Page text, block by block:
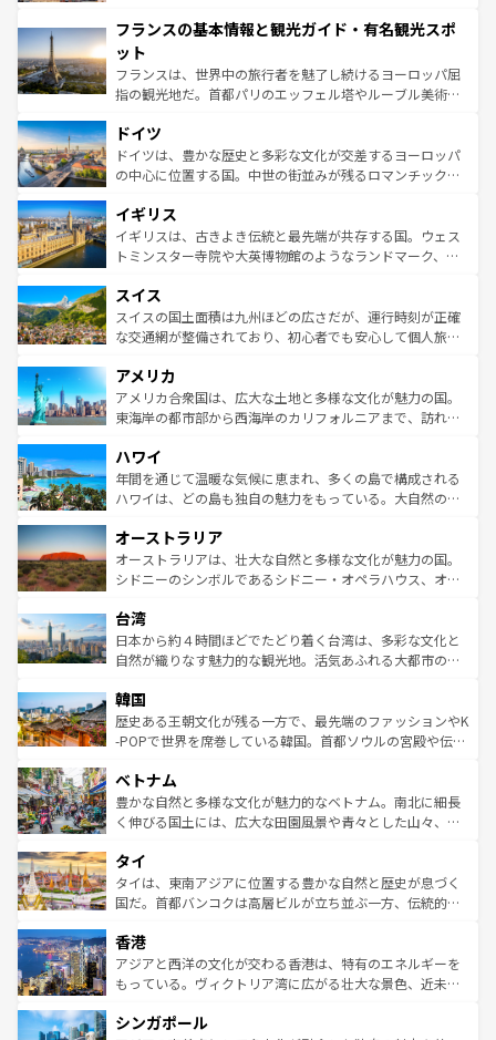
ませてくれるイタリアで、忘れられない旅をしてみよう！
なお、新着のイタリア情報は
しい。
文化が根付くこの国では、情熱的なフラメンコ、熱気あふ
れる闘牛、そして美味しいタパスが生活の一部となってい
る。首都マドリードの洗練された雰囲気や、バルセロナの
アートに溢れた街角から、地方では古代ローマ遺跡や中世
せる。地方によって風土や気候が異なるスペインはその個
性で訪れる人を魅了する。 なお、新着のスペイン情報は コ
ンテンツ一覧を参照してほしい。
フランスの基本情報と観光ガイド・有名観光スポ
ット
フランスは、世界中の旅行者を魅了し続けるヨーロッパ屈
指の観光地だ。首都パリのエッフェル塔やルーブル美術館
で、幅広い魅力が詰まっている。華麗な宮殿、歴史的な大
聖堂、美しいビーチ、そして豊かな自然が、訪れる者を心
から魅了する。また、フランスは美食の国としても知ら
いる。シャンパンの発祥地であるランス、プロヴァンスの
香り高いラベンダー畑など、多彩な楽しみ方が可能だ。さ
らに、パリ以外の地域にも魅力が溢れており、どの街角に
れる地方に足を運ぶとそれぞれで全く異なる文化を体験で
きるだろう。 なお、新着のフランス情報はコンテンツ一覧
を参照してほしい。
ドイツ
ドイツは、豊かな歴史と多彩な文化が交差するヨーロッパ
の中心に位置する国。中世の街並みが残るロマンチック街
顔を持つこの国は、どこを歩いても飽きることがない。ベ
ルリンの文化的活気、バイエルン州のアルプスの絶景、そ
してライン川沿いのワイン畑といった風景は必見。ビール
は、お酒好きな人にはぜひ体験してほしい。 なお、新着の
ドイツ情報はコンテンツ一覧を参照してほしい。
イギリス
イギリスは、古きよき伝統と最先端が共存する国。ウェス
トミンスター寺院や大英博物館のようなランドマーク、歴
リアごとに異なる魅力がある。また、優雅なアフタヌーン
ティー、ビール好きにはたまらない英国パブ、サッカー観
戦など、本場だからこそできる体験も豊富。イギリスを旅
ンツ一覧を参照してほしい。
スイス
スイスの国土面積は九州ほどの広さだが、運行時刻が正確
な交通網が整備されており、初心者でも安心して個人旅行
の建物がそのまま残る町や、スイスならではのユニークな
博物館もあり、アルプス観光だけでなく町歩きも満喫する
ことができる。国民の所得が高いため物価も高いが、旅行
ば市内交通費無料で観光を楽しむこともできる。 なお、新
着のスイス情報はコンテンツ一覧 を参照してほしい。
アメリカ
アメリカ合衆国は、広大な土地と多様な文化が魅力の国。
東海岸の都市部から西海岸のカリフォルニアまで、訪れる
のような巨大都市は、観光、ショッピング、エンターテイ
ンメントが詰まった刺激的なスポットだ。一方、アメリカ
西部には大自然が広がり、グランドキャニオンやイエロー
部のニューオーリンズでは、音楽と美食が融合した独特の
文化が魅力。旅行者はアメリカの各地域で異なる魅力を楽
しみながら、その多様性と豊かな歴史を感じることができ
ならではの贅沢な旅のスタイルだ。 なお、新着のアメリカ
情報はコンテンツ一覧を参照してほしい。
ハワイ
年間を通じて温暖な気候に恵まれ、多くの島で構成される
ハワイは、どの島も独自の魅力をもっている。大自然の神
ワイ島は見逃せない。また、定番の観光地といえばオアフ
島だが、静かな自然を求めるならマウイ島やカウアイ島が
おすすめ。エメラルドグリーンに輝く海をはじめ、豊かな
れるおもてなしの心で訪れる人々を迎えてくれるハワイの
人々、おいしいローカルフードやハワイアンミュージッ
ク、伝統的なフラダンスなど、すべてがハワイの魅力を彩
ワイを、存分に味わってほしい。 なお、新着のハワイ情報
はコンテンツ一覧を参照してほしい。
オーストラリア
オーストラリアは、壮大な自然と多様な文化が魅力の国。
シドニーのシンボルであるシドニー・オペラハウス、オー
リアリーフや大陸中央部にそびえるウルル（エアーズロッ
ク）、タスマニアの美しい原生林やケアンズの熱帯雨林な
ど、見どころがたくさん。また、カフェやワイン、オージ
いる。アクティビティも充実しており、サーフィンやダイ
ビング、ハイキングなど、アウトドア好きにはたまらな
い。オーストラリアの多彩な魅力を存分に味わいつくそ
参照してほしい。
台湾
日本から約４時間ほどでたどり着く台湾は、多彩な文化と
自然が織りなす魅力的な観光地。活気あふれる大都市の台
ン）、静ひつな山岳地帯である台湾東部など、都市の喧騒
と山間の静けさが共存しており、訪れる人に新しい発見と
驚きをもたらしてくれる。また、奥深い台湾の食文化も魅
容にもいいと評判のスイーツなど、バラエティ豊かな料理
が味わえる。 なお、新着の台湾情報は コンテンツ一覧を参
照してほしい。
韓国
歴史ある王朝文化が残る一方で、最先端のファッションやK
-POPで世界を席巻している韓国。首都ソウルの宮殿や伝統
き、地方に足を延ばせば四季折々の自然美を楽しむことが
できる。そして、キムチや焼肉、絶品のストリートフード
まで、さまざまな韓国料理が待っている。夜には、韓国な
リティに包まれながら、韓国の多彩な魅力を心ゆくまで味
わってみてほしい。 なお、新着の韓国情報はコンテンツ一
覧を参照してほしい。
ベトナム
豊かな自然と多様な文化が魅力的なベトナム。南北に細長
く伸びる国土には、広大な田園風景や青々とした山々、世
急速な発展と共に伝統が息づく。ハノイの古い町並みやホ
ーチミン市のフランス統治時代の建物も、独特の雰囲気を
醸し出している。また、バラエティの豊かさとおいしさで
とつ。フォーやバインミー、ベトナムコーヒーなどは、ぜ
ひ現地で味わいたい。どの地域を訪れてもあたたかい人々
が旅行者を迎えてくれるので、きっと忘れられない旅にな
参照してほしい。
タイ
タイは、東南アジアに位置する豊かな自然と歴史が息づく
国だ。首都バンコクは高層ビルが立ち並ぶ一方、伝統的な
の活気が交差している。北部ではチェンマイなどの山岳地
帯で自然と触れ合い、南部ではプーケットやクラビの美し
いビーチでリゾート気分を楽しむことができる。タイ料理
激する。気候は一年中温暖で、どの季節にも異なる楽しみ
香港
アジアと西洋の文化が交わる香港は、特有のエネルギーを
もっている。ヴィクトリア湾に広がる壮大な景色、近未来
み、どこを訪れても感動するはず。観光スポットが密集し
シンガポール